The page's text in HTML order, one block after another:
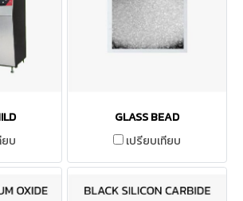
ยบ
GLASS BEAD
เปรียบเทียบ